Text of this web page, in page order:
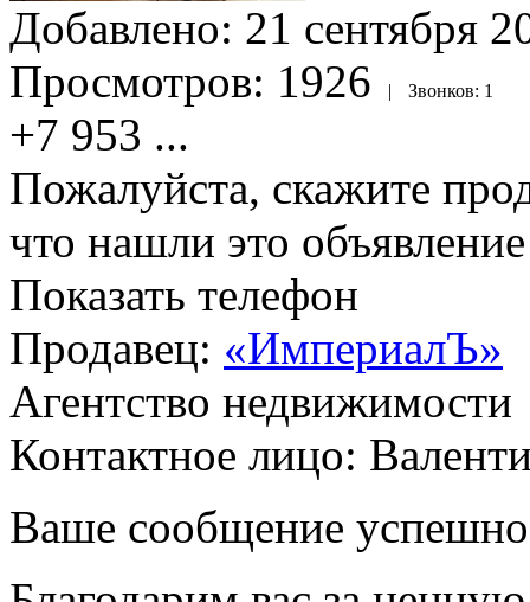
Добавлено: 21 сентября
Просмотров: 1926 | Звонков: 1
+7 953 ...
Пожалуйста, скажите
что нашли это
Показать телефон
Продавец: «ИмпериалЪ»
Агентство недвижимости
Контактное лицо:
Ваше сообщение успешно